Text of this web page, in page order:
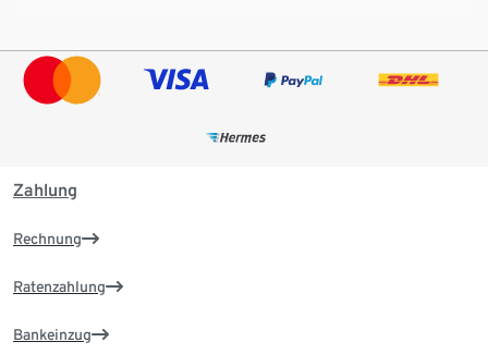
Zahlung
Rechnung
Ratenzahlung
Bankeinzug